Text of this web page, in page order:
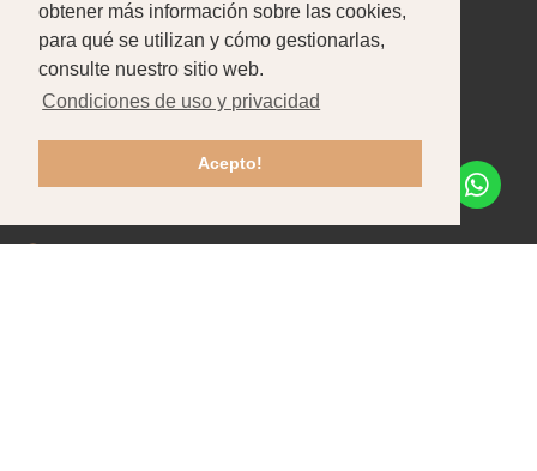
obtener más información sobre las cookies,
para qué se utilizan y cómo gestionarlas,
consulte nuestro sitio web.
Condiciones de uso y privacidad
Acepto!
CONTACTE CON NOSOTROS
Pataias-Gare
+351 244 586 470